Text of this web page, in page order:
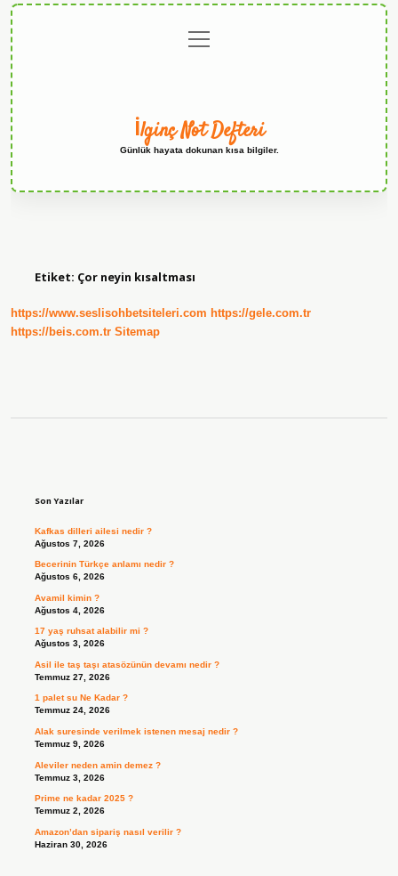
menüyü
aç
İlginç Not Defteri
Günlük hayata dokunan kısa bilgiler.
Etiket: Çor neyin kısaltması
https://www.seslisohbetsiteleri.com https://gele.com.tr
https://beis.com.tr Sitemap
Son Yazılar
Kafkas dilleri ailesi nedir ?
Ağustos 7, 2026
Becerinin Türkçe anlamı nedir ?
Ağustos 6, 2026
Avamil kimin ?
Ağustos 4, 2026
17 yaş ruhsat alabilir mi ?
Ağustos 3, 2026
Asil ile taş taşı atasözünün devamı nedir ?
Temmuz 27, 2026
1 palet su Ne Kadar ?
Temmuz 24, 2026
Alak suresinde verilmek istenen mesaj nedir ?
Temmuz 9, 2026
Aleviler neden amin demez ?
Temmuz 3, 2026
Prime ne kadar 2025 ?
Temmuz 2, 2026
Amazon’dan sipariş nasıl verilir ?
Haziran 30, 2026